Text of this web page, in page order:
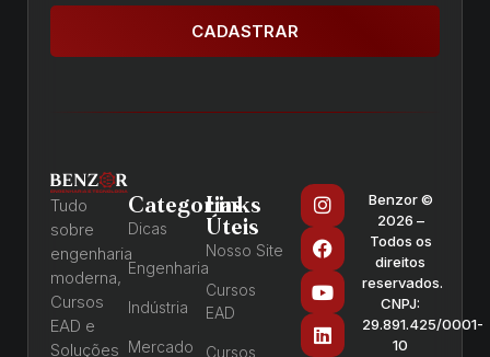
CADASTRAR
Tudo
sobre
engenharia
moderna,
Cursos
EAD e
Soluções
Categorias
Dicas
Engenharia
Indústria
Mercado
Links
Úteis
Nosso Site
Cursos
EAD
Cursos
Benzor ©
2026 –
Todos os
direitos
reservados.
CNPJ:
29.891.425/0001-
10